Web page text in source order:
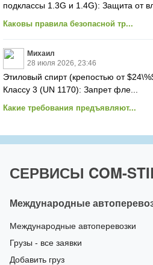
подклассы 1.3G и 1.4G): Защита от
Каковы правила безопасной тр...
Михаил
28 июля 2026, 23:46
Этиловый спирт (крепостью от
Классу 3 (UN 1170): Запрет фле...
Какие требования предъявляют...
СЕРВИСЫ COM-
Международные
Международные автоперевозки
Грузы - все заявки
Добавить груз